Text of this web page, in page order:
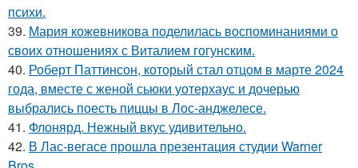
психи.
39. Мария кожевникова поделилась воспоминаниями о
своих отношениях с Виталием гогунским.
40. Роберт Паттинсон, который стал отцом в марте 2024
года, вместе с женой сьюки уотерхаус и дочерью
выбрались поесть пиццы в Лос-анджелесе.
41. Флонярд. Нежный вкус удивительно.
42. В Лас-вегасе прошла презентация студии Warner